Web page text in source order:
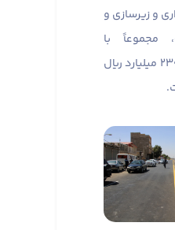
و زیرسازی و
مجموعاً با
اعتباری بالغ بر ۲۳۰ میلیارد ریال